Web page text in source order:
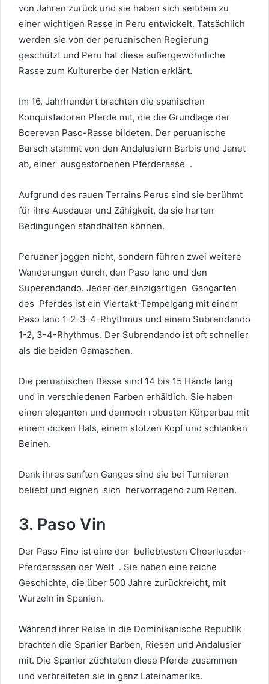
von Jahren zurück und sie haben sich seitdem zu
einer wichtigen Rasse in Peru entwickelt. Tatsächlich
werden sie von der peruanischen Regierung
geschützt und Peru hat diese außergewöhnliche
Rasse zum Kulturerbe der Nation erklärt.
Im 16. Jahrhundert brachten die spanischen
Konquistadoren Pferde mit, die die Grundlage der
Boerevan Paso-Rasse bildeten. Der peruanische
Barsch stammt von den Andalusiern Barbis und Janet
ab, einer ausgestorbenen Pferderasse .
Aufgrund des rauen Terrains Perus sind sie berühmt
für ihre Ausdauer und Zähigkeit, da sie harten
Bedingungen standhalten können.
Peruaner joggen nicht, sondern führen zwei weitere
Wanderungen durch, den Paso lano und den
Superendando. Jeder der einzigartigen Gangarten
des Pferdes ist ein Viertakt-Tempelgang mit einem
Paso lano 1-2-3-4-Rhythmus und einem Subrendando
1-2, 3-4-Rhythmus. Der Subrendando ist oft schneller
als die beiden Gamaschen.
Die peruanischen Bässe sind 14 bis 15 Hände lang
und in verschiedenen Farben erhältlich. Sie haben
einen eleganten und dennoch robusten Körperbau mit
einem dicken Hals, einem stolzen Kopf und schlanken
Beinen.
Dank ihres sanften Ganges sind sie bei Turnieren
beliebt und eignen sich hervorragend zum Reiten.
3. Paso Vin
Der Paso Fino ist eine der beliebtesten Cheerleader-
Pferderassen der Welt . Sie haben eine reiche
Geschichte, die über 500 Jahre zurückreicht, mit
Wurzeln in Spanien.
Während ihrer Reise in die Dominikanische Republik
brachten die Spanier Barben, Riesen und Andalusier
mit. Die Spanier züchteten diese Pferde zusammen
und verbreiteten sie in ganz Lateinamerika.